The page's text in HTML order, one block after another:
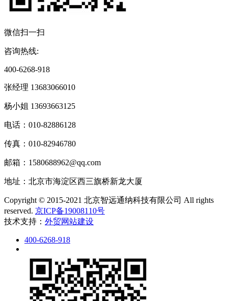
微信扫一扫
咨询热线:
400-6268-918
张经理 13683066010
杨小姐 13693663125
电话：010-82886128
传真：010-82946780
邮箱：1580688962@qq.com
地址：北京市海淀区西三旗桥新龙大厦
Copyright © 2015-2021 北京智远通纳科技有限公司 All rights
reserved. 京ICP备19008110号
技术支持： 外贸网站建设
400-6268-918